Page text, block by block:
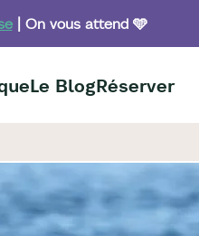
| On vous attend 🩵
Le BlogRéserver